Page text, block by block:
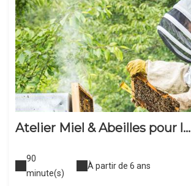
Atelier Miel & Abeilles pour l...
90
minute(s)
À partir de 6 ans